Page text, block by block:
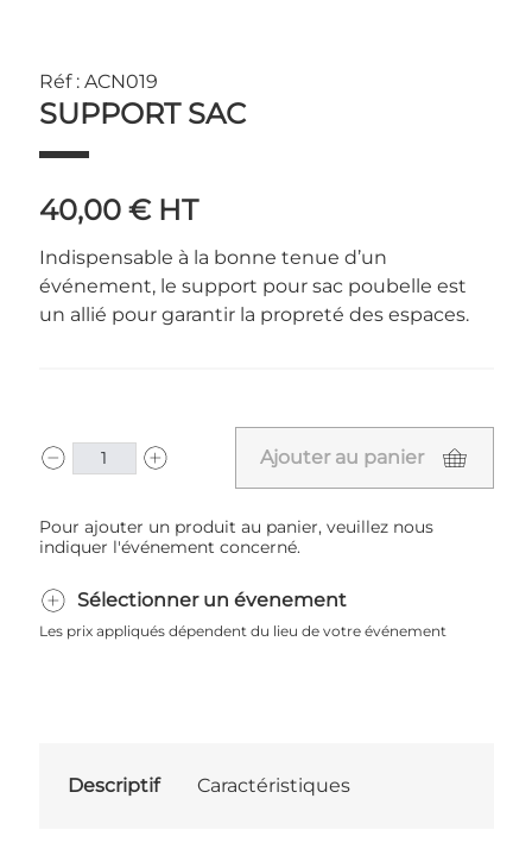
Réf : ACN019
SUPPORT SAC
40,00 € HT
Indispensable à la bonne tenue d’un
événement, le support pour sac poubelle est
un allié pour garantir la propreté des espaces.
Ajouter au panier
Pour ajouter un produit au panier, veuillez nous
indiquer l'événement concerné.
Sélectionner un évenement
Les prix appliqués dépendent du lieu de votre événement
Descriptif Caractéristiques